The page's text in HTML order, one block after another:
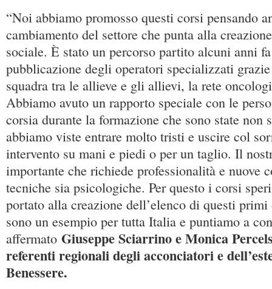
“Noi abbiamo promosso questi corsi pensando
cambiamento del settore che punta alla
sociale. È stato un percorso partito alcuni anni
pubblicazione degli operatori specializzati
squadra tra le allieve e gli allievi, la rete
Abbiamo avuto un rapporto speciale con le
corsia durante la formazione che sono state
abbiamo viste entrare molto tristi e uscire col
intervento su mani e piedi o per un taglio. Il
importante che richiede professionalità e nuove
tecniche sia psicologiche. Per questo i corsi
portato alla creazione dell’elenco di questi
sono un esempio per tutta Italia e puntiamo a
affermato Giuseppe Sciarrino e Monica
referenti regionali degli acconciatori e
Benessere.